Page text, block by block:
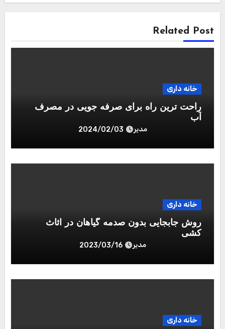
Related Post
خانه داری
راحت ترین راه برای صرفه جویی در مصرف
آب
مدیر 2024/02/03
خانه داری
روش جابجایی بدون صدمه گیاهان در اثاث
کشی
مدیر 2023/03/16
خانه داری